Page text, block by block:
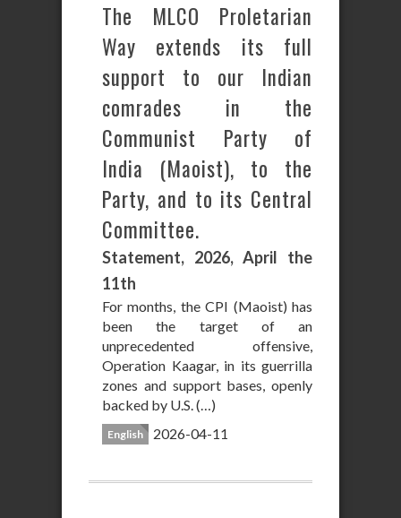
The MLCO Proletarian
Way extends its full
support to our Indian
comrades in the
Communist Party of
India (Maoist), to the
Party, and to its Central
Committee.
Statement, 2026, April the
11th
For months, the CPI (Maoist) has
been the target of an
unprecedented offensive,
Operation Kaagar, in its guerrilla
zones and support bases, openly
backed by U.S. (…)
English 2026-04-11